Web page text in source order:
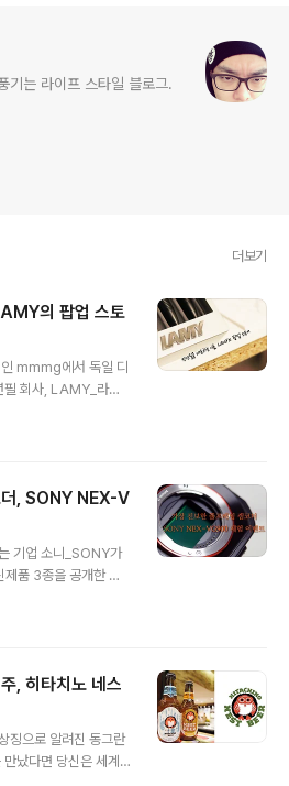
는 라이프 스타일 블로그.
더보기
의 팝업 스토
mmmg에서 독일 디
필 회사, LAMY_라미
의 가로수길점, 이태
지만, 어떤 느낌이었
! mmmg는 여러가지
토어와 커피와 음료,
분을 함께 운영중인데
에서 판매하는 제품들
설명은 밑에 이어지
더, SONY NEX-V
기업 소니_SONY가
품 3종을 공개한 후
그리고 반투명 미
을 미리 체험할
에게만 지급된 NEX-
오늘 그 체
ㅋ 풀프레임 렌즈 교
시리즈에 사용되
, 히타치노 네스
징으로 알려진 동그란
났다면 당신은 세계